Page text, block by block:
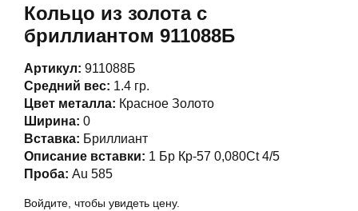
Кольцо из золота с
бриллиантом 911088Б
Артикул: 911088Б
Средний вес: 1.4 гр.
Цвет металла: Красное Золото
Ширина: 0
Вставка: Бриллиант
Описание вставки: 1 Бр Кр-57 0,080Ct 4/5
Проба: Au 585
Войдите, чтобы увидеть цену.